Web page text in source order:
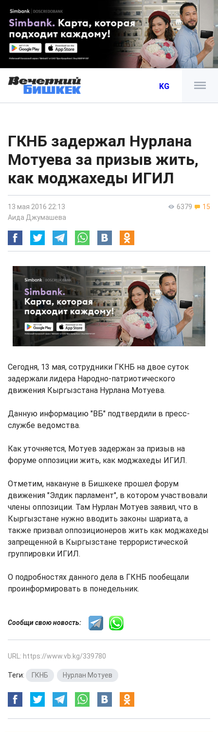
KG
ГКНБ задержал Нурлана
Мотуева за призыв жить,
как моджахеды ИГИЛ
6379 15
13 мая 2016 22:13
Аида Джумашева
Сегодня, 13 мая, сотрудники ГКНБ на двое суток
задержали лидера Народно-патриотического
движения Кыргызстана Нурлана Мотуева.
Данную информацию "ВБ" подтвердили в пресс-
службе ведомства.
Как уточняется, Мотуев задержан за призыв на
форуме оппозиции жить, как моджахеды ИГИЛ.
Отметим, накануне в Бишкеке прошел форум
движения "Элдик парламент", в котором участвовали
члены оппозиции. Там Нурлан Мотуев заявил, что в
Кыргызстане нужно вводить законы шариата, а
также призвал оппозиционеров жить как моджахеды
запрещенной в Кыргызстане террористической
группировки ИГИЛ.
О подробностях данного дела в ГКНБ пообещали
проинформировать в понедельник.
Сообщи свою новость:
URL: https://www.vb.kg/339780
Теги: ГКНБ Нурлан Мотуев